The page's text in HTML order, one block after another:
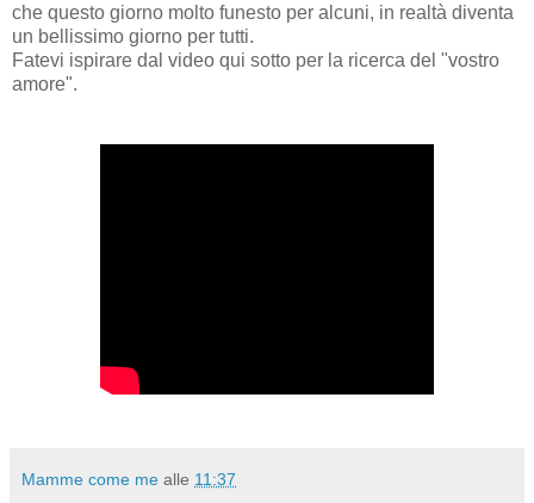
che questo giorno molto funesto per alcuni, in realtà diventa
un bellissimo giorno per tutti.
Fatevi ispirare dal video qui sotto per la ricerca del "vostro
amore".
Mamme come me alle 11:37